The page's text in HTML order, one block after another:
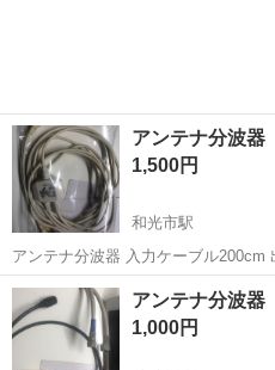
アンテナ分波器
1,500円
和光市駅
アンテナ分波器 入力ケーブル200cm 出力ケーブル47cm 動作確認済み
です 地デジ・ＢＳ・ＣＳのデジタル放送やケーブルテレビでも使用で
きます。テレビアンテナ線を地デジ
ビの壁面端...
埼玉 和光市 和光市駅 テ
アンテナ分波器
1,000円